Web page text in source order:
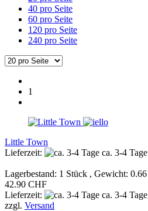
40 pro Seite
60 pro Seite
120 pro Seite
240 pro Seite
1
Little Town
Lieferzeit:
ca. 3-4 Tage
Lagerbestand: 1 Stück , Gewicht: 0.66
42.90 CHF
Lieferzeit:
ca. 3-4 Tage
zzgl. Versand